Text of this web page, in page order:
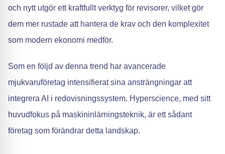
och nytt utgör ett kraftfullt verktyg för revisorer, vilket gör
dem mer rustade att hantera de krav och den komplexitet
som modern ekonomi medför.
Som en följd av denna trend har avancerade
mjukvaruföretag intensifierat sina ansträngningar att
integrera AI i redovisningssystem. Hyperscience, med sitt
huvudfokus på maskininlärningsteknik, är ett sådant
företag som förändrar detta landskap.